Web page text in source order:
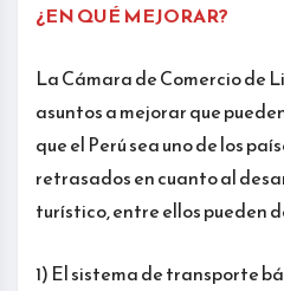
¿EN QUÉ MEJORAR?
La Cámara de Comercio de
asuntos a mejorar que
que el Perú sea uno de los
retrasados en cuanto al
turístico, entre ellos pueden
1) El sistema de transporte